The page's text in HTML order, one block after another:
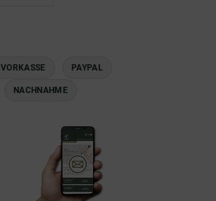
VORKASSE PAYPAL
NACHNAHME